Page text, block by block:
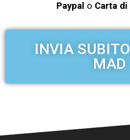
Paypal o Carta
INVIA
MAD